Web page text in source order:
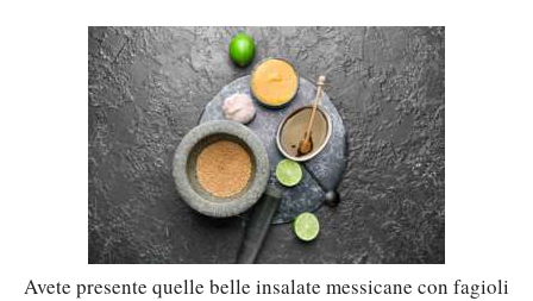
Avete presente quelle belle insalate messicane con fagioli